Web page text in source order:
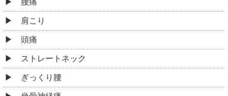
肩こり
頭痛
ストレートネック
ぎっくり腰